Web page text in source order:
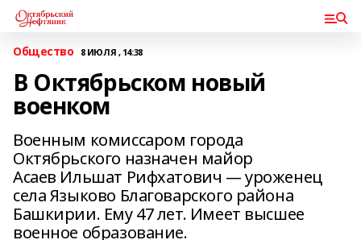
Общество 8 ИЮЛЯ , 14:38
В Октябрьском новый
военком
Военным комиссаром города
Октябрьского назначен майор
Асаев Ильшат Рифхатович — уроженец
села Языково Благоварского района
Башкирии. Ему 47 лет. Имеет высшее
военное образование.